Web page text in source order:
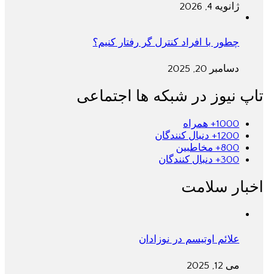
ژانویه 4, 2026
چطور با افراد کنترل گر رفتار کنیم؟
دسامبر 20, 2025
تاپ نیوز در شبکه ها اجتماعی
1000+
همراه
1200+
دنبال کنندگان
800+
مخاطبین
300+
دنبال کنندگان
اخبار سلامت
علائم اوتیسم در نوزادان
می 12, 2025